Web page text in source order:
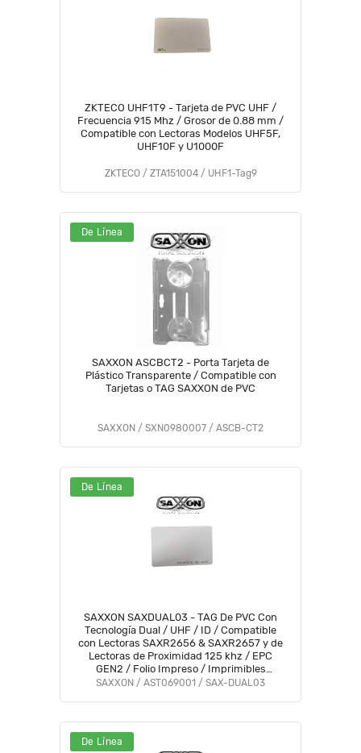
ZKTECO UHF1T9 - Tarjeta de PVC UHF /
Frecuencia 915 Mhz / Grosor de 0.88 mm /
Compatible con Lectoras Modelos UHF5F,
UHF10F y U1000F
ZKTECO / ZTA151004 / UHF1-Tag9
De Línea
SAXXON ASCBCT2 - Porta Tarjeta de
Plástico Transparente / Compatible con
Tarjetas o TAG SAXXON de PVC
SAXXON / SXN0980007 / ASCB-CT2
De Línea
SAXXON SAXDUAL03 - TAG De PVC Con
Tecnología Dual / UHF / ID / Compatible
con Lectoras SAXR2656 & SAXR2657 y de
Lectoras de Proximidad 125 khz / EPC
GEN2 / Folio Impreso / Imprimibles
Compatibles con Controles de Acceso
SAXXON / AST069001 / SAX-DUAL03
De Línea